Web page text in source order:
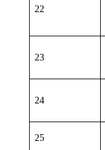
22
23
24
25